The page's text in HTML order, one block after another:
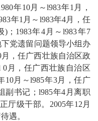
年10月～l983年1月，
年1月～l983年4月，任
；1983年4月～l983年7
党遗留问题领导小组办
，任广西壮族自治区政
0月，任广西壮族自治区
10月～l985年3月，任广
副书记；l985年4月离职
厅级干部。2005年12月
遇。